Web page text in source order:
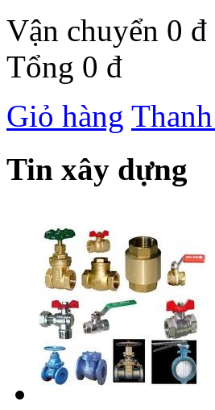
Vận chuyển 0 đ
Tổng 0 đ
Giỏ hàng
Tin xây dựng